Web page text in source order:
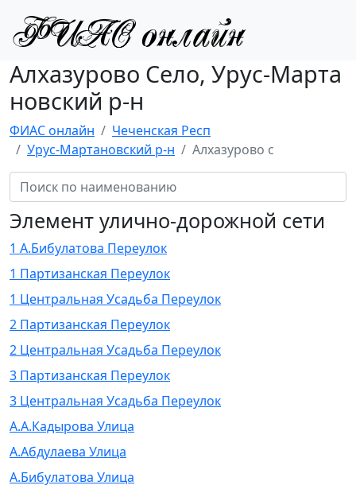
Алхазурово Село, Урус-Марта
новский р-н
ФИАС онлайн
Чеченская Респ
Урус-Мартановский р-н
Алхазурово с
Элемент улично-дорожной сети
1 А.Бибулатова Переулок
1 Партизанская Переулок
1 Центральная Усадьба Переулок
2 Партизанская Переулок
2 Центральная Усадьба Переулок
3 Партизанская Переулок
3 Центральная Усадьба Переулок
А.А.Кадырова Улица
А.Абдулаева Улица
А.Бибулатова Улица